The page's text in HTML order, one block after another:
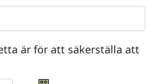
är för att säkerställa att